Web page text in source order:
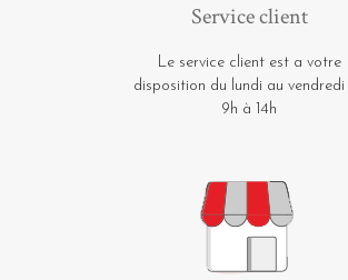
Service client
Le service client est a votre
disposition du lundi au vendredi
9h à 14h